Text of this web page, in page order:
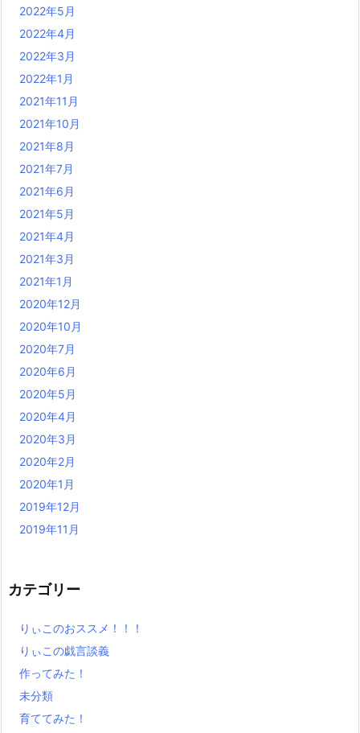
2022年5月
2022年4月
2022年3月
2022年1月
2021年11月
2021年10月
2021年8月
2021年7月
2021年6月
2021年5月
2021年4月
2021年3月
2021年1月
2020年12月
2020年10月
2020年7月
2020年6月
2020年5月
2020年4月
2020年3月
2020年2月
2020年1月
2019年12月
2019年11月
カテゴリー
りぃこのおススメ！！！
りぃこの戯言談義
作ってみた！
未分類
育ててみた！